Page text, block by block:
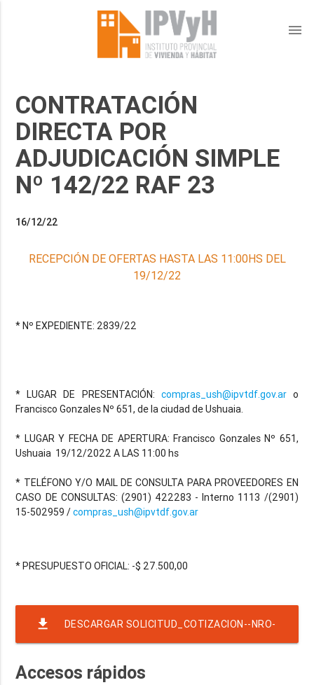
menu
CONTRATACIÓN
DIRECTA POR
ADJUDICACIÓN SIMPLE
Nº 142/22 RAF 23
16/12/22
RECEPCIÓN DE OFERTAS HASTA LAS 11:00HS DEL
19/12/22
* Nº EXPEDIENTE: 2839/22
* LUGAR DE PRESENTACIÓN: compras_ush@ipvtdf.gov.aro
Francisco Gonzales Nº 651, de la ciudad de Ushuaia.
* LUGAR Y FECHA DE APERTURA: Francisco Gonzales Nº 651,
Ushuaia 19/12/2022 A LAS 11:00 hs
* TELÉFONO Y/O MAIL DE CONSULTA PARA PROVEEDORES EN
CASO DE CONSULTAS: (2901) 422283 - Interno 1113 /(2901)
15-502959 /compras_ush@ipvtdf.gov.ar
* PRESUPUESTO OFICIAL: -$ 27.500,00
file_download DESCARGAR SOLICITUD_COTIZACION--NRO-
Accesos rápidos